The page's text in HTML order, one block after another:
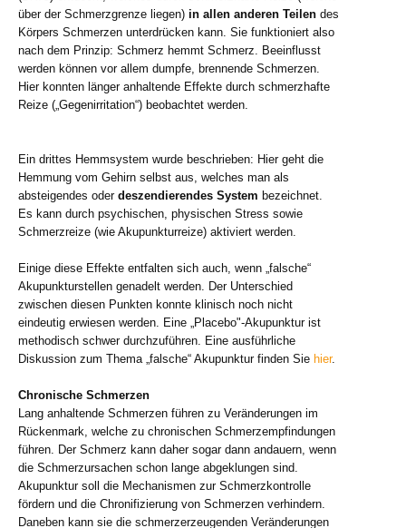
über der Schmerzgrenze liegen) in allen anderen Teilen des
Körpers Schmerzen unterdrücken kann. Sie funktioniert also
nach dem Prinzip: Schmerz hemmt Schmerz. Beeinflusst
werden können vor allem dumpfe, brennende Schmerzen.
Hier konnten länger anhaltende Effekte durch schmerzhafte
Reize („Gegenirritation“) beobachtet werden.
Ein drittes Hemmsystem wurde beschrieben: Hier geht die
Hemmung vom Gehirn selbst aus, welches man als
absteigendes oder deszendierendes System bezeichnet.
Es kann durch psychischen, physischen Stress sowie
Schmerzreize (wie Akupunkturreize) aktiviert werden.
Einige diese Effekte entfalten sich auch, wenn „falsche“
Akupunkturstellen genadelt werden. Der Unterschied
zwischen diesen Punkten konnte klinisch noch nicht
eindeutig erwiesen werden. Eine „Placebo"-Akupunktur ist
methodisch schwer durchzuführen. Eine ausführliche
Diskussion zum Thema „falsche“ Akupunktur finden Sie hier.
Chronische Schmerzen
Lang anhaltende Schmerzen führen zu Veränderungen im
Rückenmark, welche zu chronischen Schmerzempfindungen
führen. Der Schmerz kann daher sogar dann andauern, wenn
die Schmerzursachen schon lange abgeklungen sind.
Akupunktur soll die Mechanismen zur Schmerzkontrolle
fördern und die Chronifizierung von Schmerzen verhindern.
Daneben kann sie die schmerzerzeugenden Veränderungen